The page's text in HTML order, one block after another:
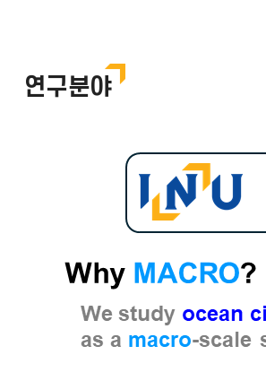
연구분야